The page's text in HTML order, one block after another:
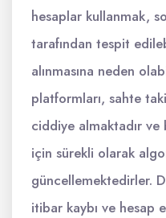
hesaplar kullanmak,
tarafından tespit
alınmasına neden
platformları, sahte
ciddiye almaktadır ve
için sürekli olarak
güncellemektedirler.
itibar kaybı ve hesap